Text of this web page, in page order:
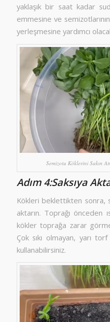
yaklaşık bir saat kadar
emmesine ve
yerleşmesine yardımcı
Semizotu Köklerini Sakın
Adım 4:Saksıya
Kökleri beklettikten sonra,
aktarın. Toprağı önceden
kökler toprağa zarar
Çok sıkı olmayan, yarı torf
kullanabilirsiniz.